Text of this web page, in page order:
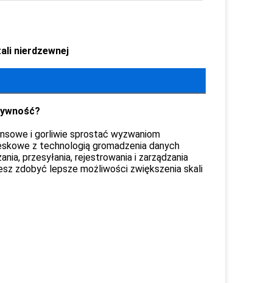
nierdzewnej
i gorliwie sprostać wyzwaniom
z technologią gromadzenia danych
przesyłania, rejestrowania i zarządzania
zdobyć lepsze możliwości zwiększenia skali